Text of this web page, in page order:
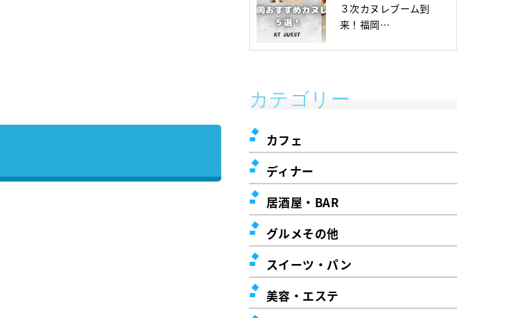
３次カヌレブーム到
来！福岡…
カテゴリー
カフェ
ディナー
居酒屋・BAR
グルメその他
スイーツ・パン
美容・エステ